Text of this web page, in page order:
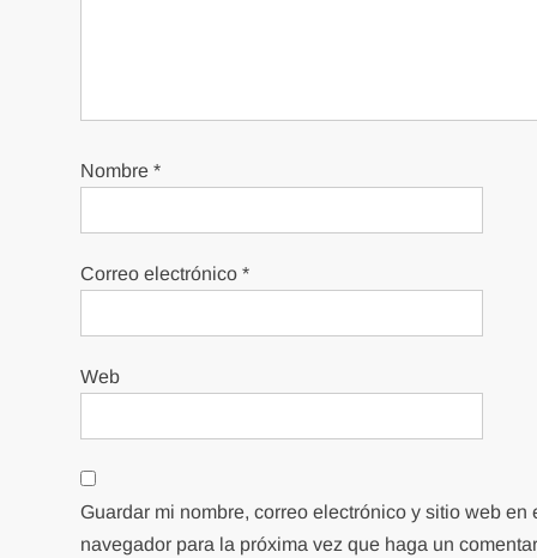
Nombre*
Correo electrónico*
Web
Guardar mi nombre, correo electrónico y sitio web en
navegador para la próxima vez que haga un